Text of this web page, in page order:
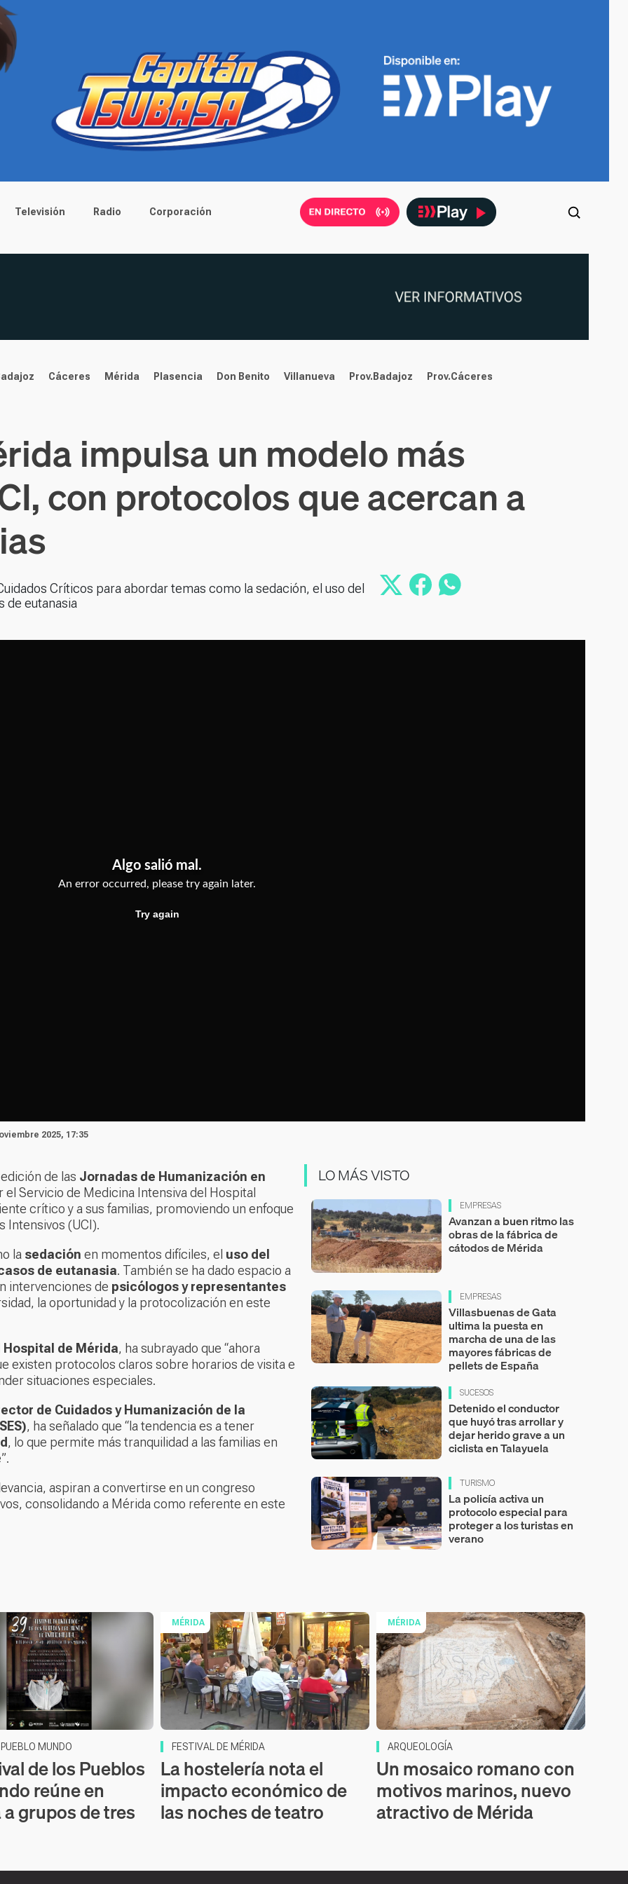
Televisión Radio Corporación
Cáceres Mérida Plasencia Don Benito Villanueva Prov.Badajoz Prov.Cáceres
impulsa un modelo más
con protocolos que acercan a
Críticos para abordar temas como la sedación, el uso del
de eutanasia
2025, 17:35
de las Jornadas de Humanización en
Servicio de Medicina Intensiva del Hospital
crítico y a sus familias, promoviendo un enfoque
Intensivos (UCI).
la sedación en momentos difíciles, el uso del
de eutanasia. También se ha dado espacio a
intervenciones de psicólogos y representantes
la oportunidad y la protocolización en este
Hospital de Mérida, ha subrayado que “ahora
existen protocolos claros sobre horarios de visita e
situaciones especiales.
de Cuidados y Humanización de la
, ha señalado que “la tendencia es a tener
, lo que permite más tranquilidad a las familias en
aspiran a convertirse en un congreso
consolidando a Mérida como referente en este
LO MÁS VISTO
EMPRESAS
Avanzan a buen ritmo las
obras de la fábrica de
cátodos de Mérida
EMPRESAS
Villasbuenas de Gata
ultima la puesta en
marcha de una de las
mayores fábricas de
pellets de España
SUCESOS
Detenido el conductor
que huyó tras arrollar y
dejar herido grave a un
ciclista en Talayuela
TURISMO
La policía activa un
protocolo especial para
proteger a los turistas en
verano
MUNDO
de los Pueblos
reúne en
grupos de tres
MÉRIDA
FESTIVAL DE MÉRIDA
La hostelería nota el
impacto económico de
las noches de teatro
MÉRIDA
ARQUEOLOGÍA
Un mosaico romano con
motivos marinos, nuevo
atractivo de Mérida